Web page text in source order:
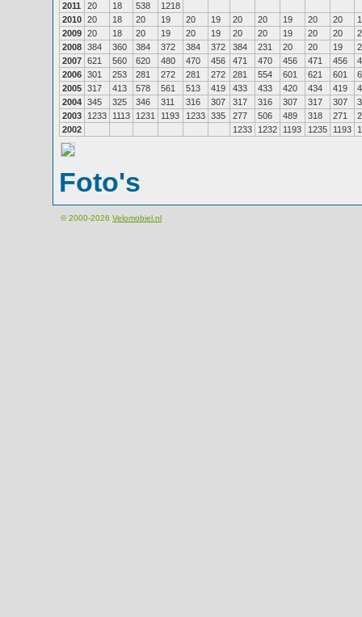
2011
20 18 538
1218
2010 20 18 20 19 20 19 20 20 19 20 20
2009 20 18 20 19 20 19 20 20 19 20 20
2008 384 360 384 372 384 372 384 231 20 20 19
2007 621 560 620 480 470 456 471 470 456 471 456
2006 301 253 281 272 281 272 281 554 601 621 601
2005 317 413 578 561 513 419 433 433 420 434 419
2004 345 325 346 311 316 307 317 316 307 317 307
2003
1233 1113 1231 1193 1233 335 277 506 489 318 271
2002
1233 1232 1193 1235 1193
Foto's
© 2000-2026 Velomobiel.nl